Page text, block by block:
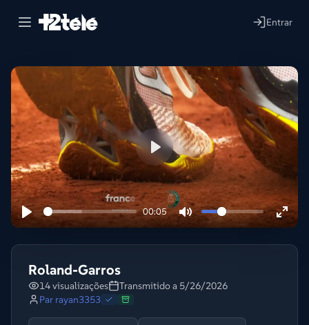
Entrar
00:05
Lire
Roland-Garros
14 visualizações
Transmitido a 5/26/2026
Par rayan3353